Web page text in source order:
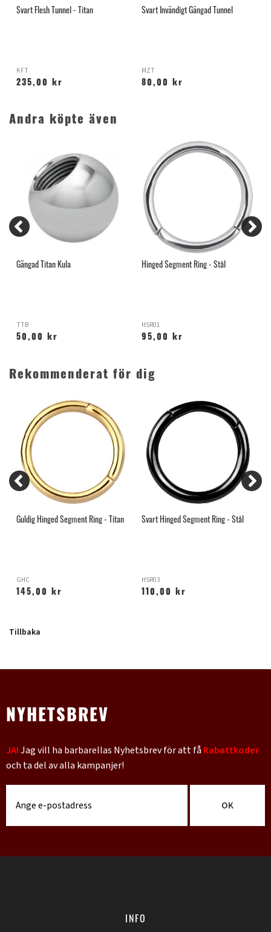
Svart Flesh Tunnel - Titan
KFT
235,00 kr
Svart Invändigt Gängad Tunnel
MZT
80,00 kr
Andra köpte även
Gängad Titan Kula
TTB
50,00 kr
Hinged Segment Ring - Stål
HSR01
95,00 kr
Rekommenderat för dig
Guldig Hinged Segment Ring - Titan
GHC
145,00 kr
Svart Hinged Segment Ring - Stål
HSR03
110,00 kr
Tillbaka
NYHETSBREV
JA!Jag vill ha barbarellas Nyhetsbrev för att fåRabattkoder
och ta del av alla kampanjer!
OK
INFO